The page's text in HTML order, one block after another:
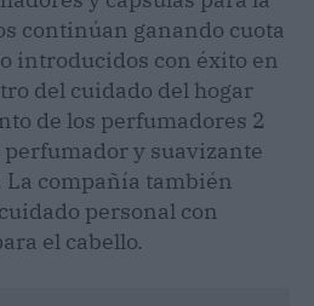
continúan ganando cuota
introducidos con éxito en
del cuidado del hogar
de los perfumadores 2
y suavizante
La compañía también
personal con
el cabello.